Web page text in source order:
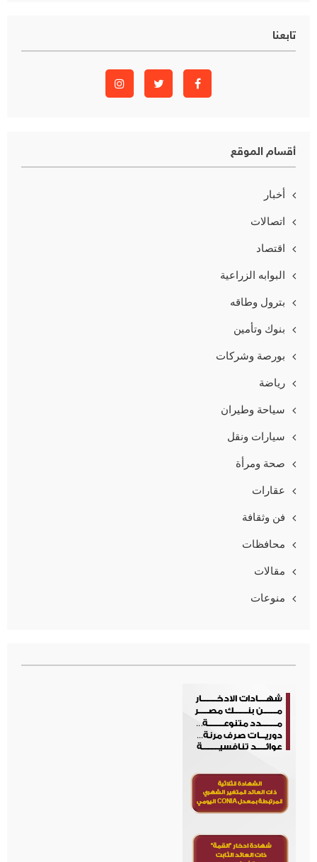
تابعنا
أقسام الموقع
أخبار
اتصالات
اقتصاد
البوابه الزراعية
بترول وطاقه
بنوك وتأمين
بورصة وشركات
رياضة
سياحة وطيران
سيارات ونقل
صحة ومرأة
عقارات
فن وثقافة
محافظات
مقالات
منوعات